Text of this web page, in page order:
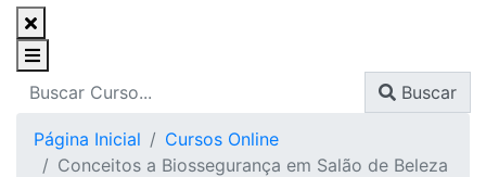
Buscar
Página Inicial
Cursos Online
Conceitos a Biossegurança em Salão de Beleza